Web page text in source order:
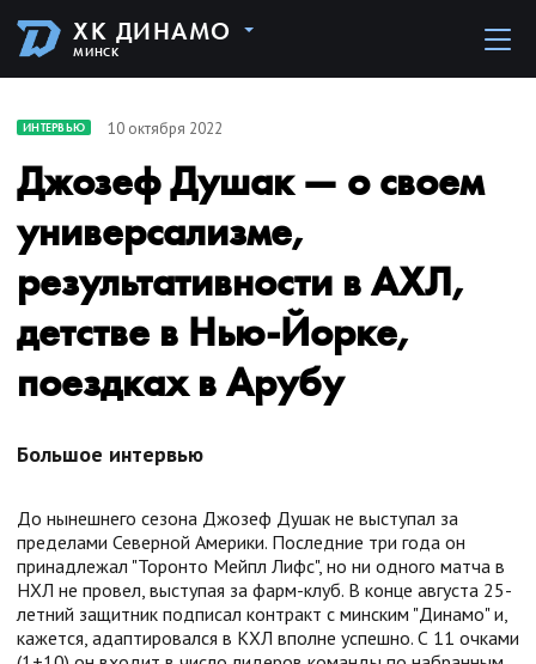
ХК ДИНАМО
МИНСК
ИНТЕРВЬЮ 10 октября 2022
Джозеф Душак — о своем
универсализме,
результативности в АХЛ,
детстве в Нью-Йорке,
поездках в Арубу
Большое интервью
До нынешнего сезона Джозеф Душак не выступал за
пределами Северной Америки. Последние три года он
принадлежал "Торонто Мейпл Лифс", но ни одного матча в
НХЛ не провел, выступая за фарм-клуб. В конце августа 25-
летний защитник подписал контракт с минским "Динамо" и,
кажется, адаптировался в КХЛ вполне успешно. С 11 очками